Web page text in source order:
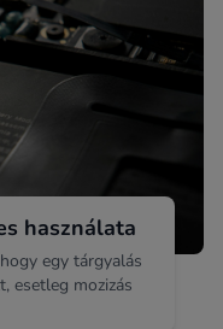
használata
egy tárgyalás
esetleg mozizás